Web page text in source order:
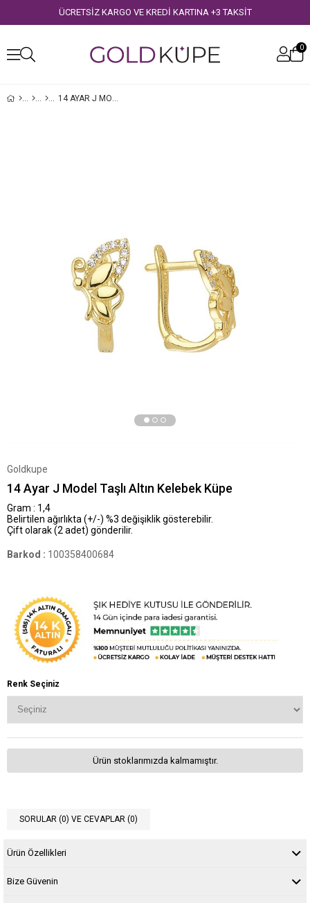
ÜCRETSİZ KARGO VE KREDİ KARTINA +3 TAKSİT
0
14 AYAR J MODEL TAŞLI ALTIN KELEBEK KÜPE
Goldkupe
14 Ayar J Model Taşlı Altın Kelebek Küpe
Gram : 1,4
Belirtilen ağırlıkta (+/-) %3 değişiklik gösterebilir.
Çift olarak (2 adet) gönderilir.
Barkod : 100358400684
Renk Seçiniz
Ürün stoklarımızda kalmamıştır.
SORULAR (0) VE CEVAPLAR (0)
Ürün Özellikleri
Bize Güvenin